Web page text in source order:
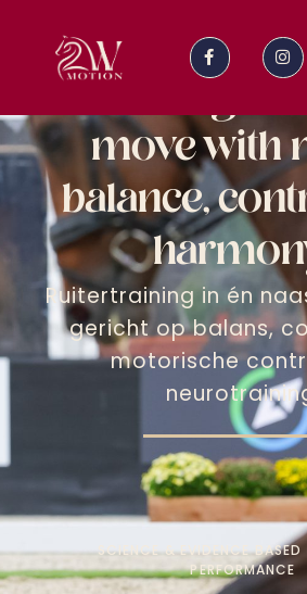
2-way-
Building
move with
balance,
Ruitertraining in én
gericht op balans,
motorische
SCIENCE & EVIDENCE BASED
PERFORMANCE